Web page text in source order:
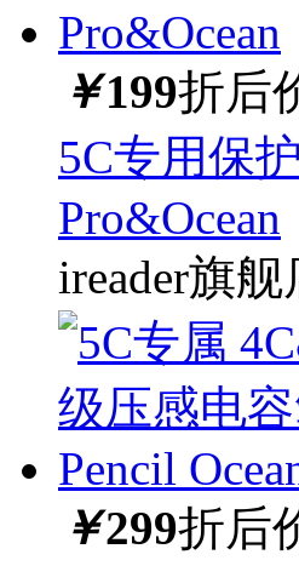
￥199折后
5C专用保
Pro&Ocean
ireader旗舰
￥299折后